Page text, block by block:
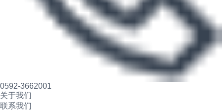
0592-3662001
关于我们
联系我们